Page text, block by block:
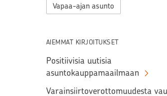
Vapaa-ajan asunto
AIEMMAT KIRJOITUKSET
Positiivisia uutisia
asuntokauppamaailmaan
Varainsiirtoverottomuudesta